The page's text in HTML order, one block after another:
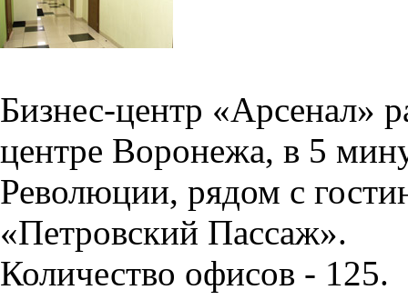
Бизнес-центр «Арсенал»
центре Воронежа, в 5
Революции, рядом с
«Петровский Пассаж».
Количество офисов - 125.